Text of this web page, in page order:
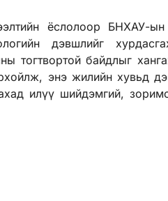
ёслолоор БНХАУ-ын
дэвшлийг
тогтвортой байдлыг
энэ жилийн хувьд
илүү шийдэмгий,